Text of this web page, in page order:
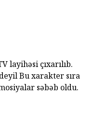
layihəsi çıxarılıb.
Bu xarakter sıra
səbəb oldu.